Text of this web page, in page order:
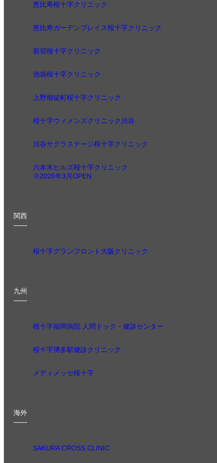
恵比寿桜十字クリニック
恵比寿ガーデンプレイス桜十字クリニック
新宿桜十字クリニック
池袋桜十字クリニック
上野御徒町桜十字クリニック
桜十字ウィメンズクリニック渋谷
渋谷サクラステージ桜十字クリニック
六本木ヒルズ桜十字クリニック
※2026年3月OPEN
関西
桜十字グランフロント大阪クリニック
九州
桜十字福岡病院 人間ドック・健診センター
桜十字博多駅健診クリニック
メディメッセ桜十字
海外
SAKURA CROSS CLINIC